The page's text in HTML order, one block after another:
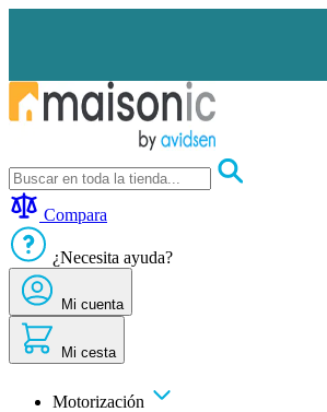
Motorización
y
Solar
ahorro
de
Seguridad
doméstico
Compara
¿Necesita ayuda?
Mi cuenta
Mi cesta
Motorización